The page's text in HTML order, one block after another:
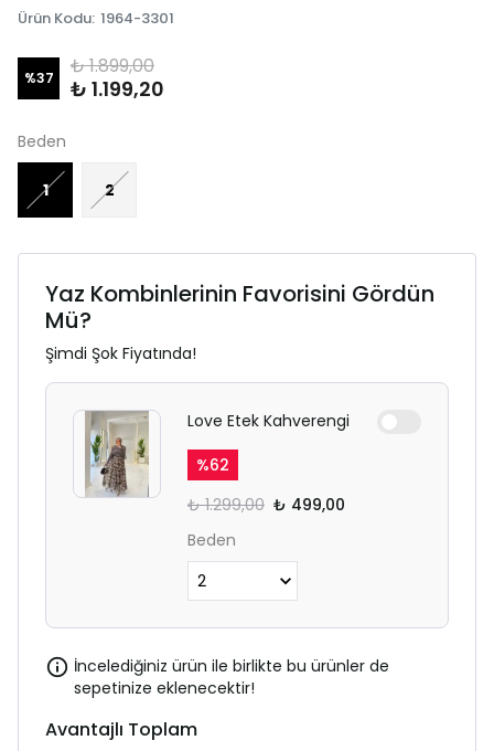
Ürün Kodu: 1964-3301
%37 ₺ 1.899,00
₺ 1.199,20
Beden
1 2
Yaz Kombinlerinin Favorisini Gördün
Mü?
Şimdi Şok Fiyatında!
Love Etek Kahverengi
%62
₺ 1.299,00 ₺ 499,00
Beden
İncelediğiniz ürün ile birlikte bu ürünler de
sepetinize eklenecektir!
Avantajlı Toplam